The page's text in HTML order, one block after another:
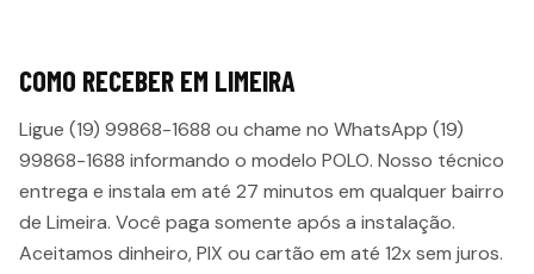
COMO RECEBER EM LIMEIRA
Ligue (19) 99868-1688 ou chame no WhatsApp (19)
99868-1688 informando o modelo POLO. Nosso técnico
entrega e instala em até 27 minutos em qualquer bairro
de Limeira. Você paga somente após a instalação.
Aceitamos dinheiro, PIX ou cartão em até 12x sem juros.